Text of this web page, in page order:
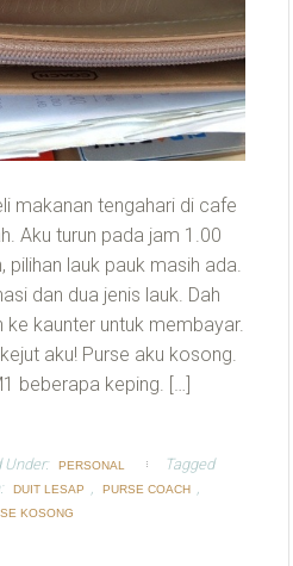
makanan tengahari di cafe
Aku turun pada jam 1.00
pilihan lauk pauk masih ada.
dan dua jenis lauk. Dah
ke kaunter untuk membayar.
aku! Purse aku kosong.
beberapa keping. […]
Under: PERSONAL
Tagged
DUIT LESAP , PURSE COACH ,
KOSONG